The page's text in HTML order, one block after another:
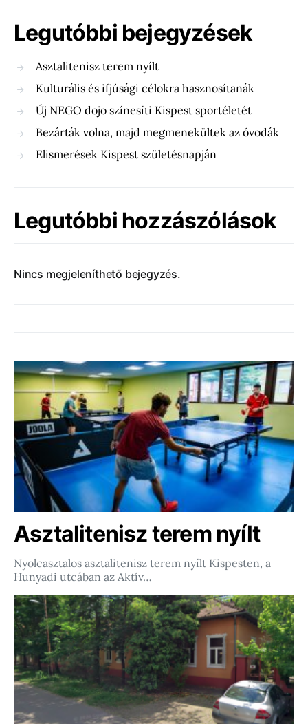
Legutóbbi bejegyzések
Asztalitenisz terem nyílt
Kulturális és ifjúsági célokra hasznosítanák
Új NEGO dojo színesíti Kispest sportéletét
Bezárták volna, majd megmenekültek az óvodák
Elismerések Kispest születésnapján
Legutóbbi hozzászólások
Nincs megjeleníthető bejegyzés.
Asztalitenisz terem nyílt
Nyolcasztalos asztalitenisz terem nyílt Kispesten, a
Hunyadi utcában az Aktív…